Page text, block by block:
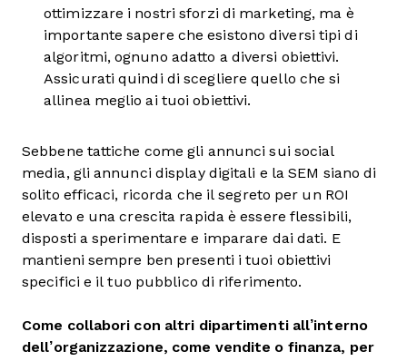
ottimizzare i nostri sforzi di marketing, ma è
importante sapere che esistono diversi tipi di
algoritmi, ognuno adatto a diversi obiettivi.
Assicurati quindi di scegliere quello che si
allinea meglio ai tuoi obiettivi.
Sebbene tattiche come gli annunci sui social
media, gli annunci display digitali e la SEM siano di
solito efficaci, ricorda che il segreto per un ROI
elevato e una crescita rapida è essere flessibili,
disposti a sperimentare e imparare dai dati. E
mantieni sempre ben presenti i tuoi obiettivi
specifici e il tuo pubblico di riferimento.
Come collabori con altri dipartimenti all’interno
dell’organizzazione, come vendite o finanza, per